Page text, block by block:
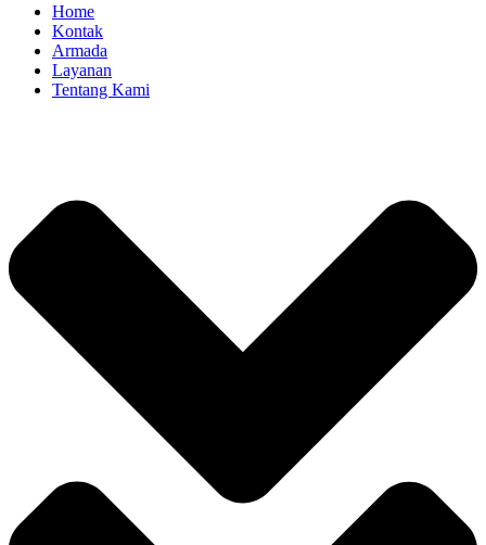
Home
Kontak
Armada
Layanan
Tentang Kami